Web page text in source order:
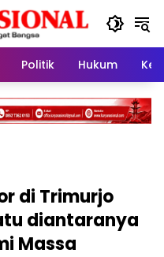
Politik Hukum
di Trimurjo
diantaranya
Massa